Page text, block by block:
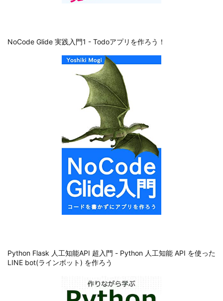
NoCode Glide 実践入門1 - Todoアプリを作ろう！
Python Flask 人工知能API 超入門 - Python 人工知能 API を使った
LINE bot(ラインボット) を作ろう